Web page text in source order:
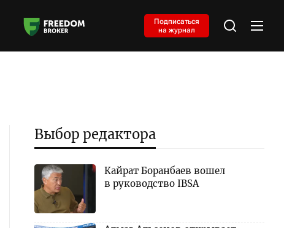
Подписаться
на журнал
Выбор редактора
Кайрат Боранбаев вошел
в руководство IBSA